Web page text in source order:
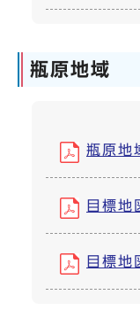
瓶原地域
瓶原
目標
目標